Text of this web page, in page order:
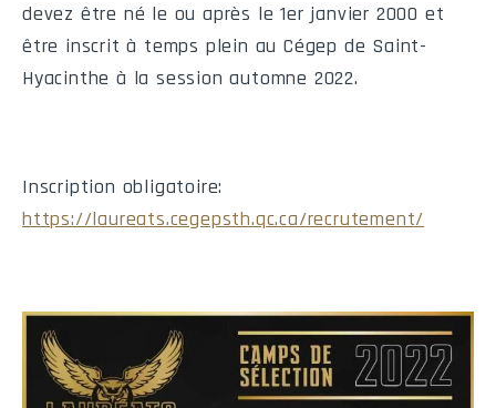
devez être né le ou après le 1er janvier 2000 et
être inscrit à temps plein au Cégep de Saint-
Hyacinthe à la session automne 2022.
Inscription obligatoire:
https://laureats.cegepsth.qc.ca/recrutement/